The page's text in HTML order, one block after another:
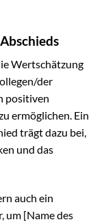
Wertschätzung
der
positiven
ermöglichen. Ein
trägt dazu bei,
und das
auch ein
um [Name des